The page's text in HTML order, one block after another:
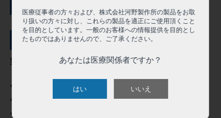
製品概要
●この製品は人体用として承認を得ています。
●高度管理医療機器 クラスⅣ
●医療機器承認番号：22800BZX00095000
サンプル依頼（０円）
医療従事者の方々および、株式会社河野製作所の製品をお取
り扱いの方々に対し、これらの製品を適正にご使用頂くこと
を目的としています。一般のお客様への情報提供を目的とし
たものではありませんので、ご了承ください。
あなたは医療関係者ですか？
はい いいえ